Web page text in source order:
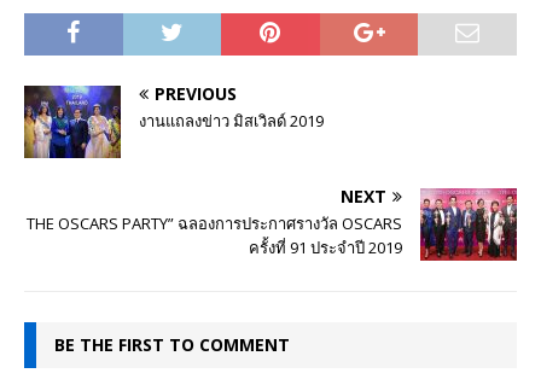
PREVIOUS
งานแถลงข่าว มิสเวิลด์ 2019
NEXT
THE OSCARS PARTY” ฉลองการประกาศรางวัล OSCARS
ครั้งที่ 91 ประจำปี 2019
BE THE FIRST TO COMMENT